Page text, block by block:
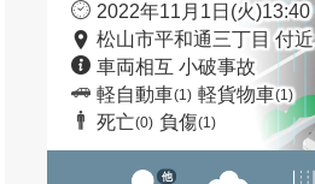
2022年11月1日(火)13:40
松山市平和通三丁目 付近
車両相互 小破事故
軽自動車(1) 軽貨物車(1)
死亡(0) 負傷(1)
他